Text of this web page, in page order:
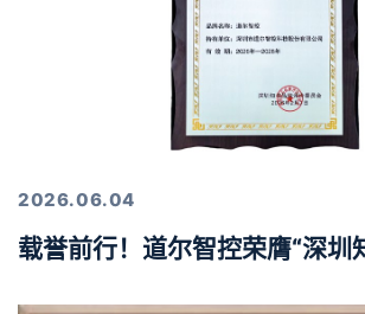
2026.06.04
载誉前行！道尔智控荣膺“深圳